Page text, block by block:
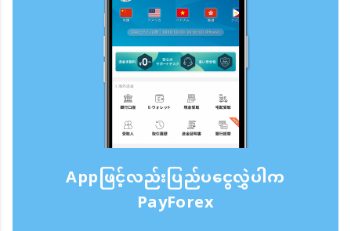
Appဖြင့်လည်းပြည်ပငွေလွှဲပါက
PayForex